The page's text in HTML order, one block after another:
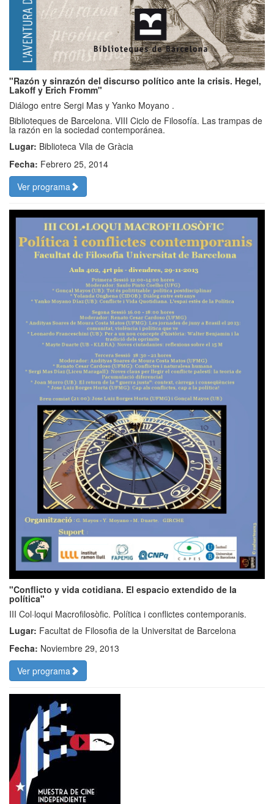
"Razón y sinrazón del discurso político ante la crisis. Hegel,
Lakoff y Erich Fromm"
Diálogo entre Sergi Mas y Yanko Moyano .
Biblioteques de Barcelona. VIII Ciclo de Filosofía. Las trampas de
la razón en la sociedad contemporánea.
Lugar: Biblioteca Vila de Gràcia
Fecha: Febrero 25, 2014
Ver programa
"Conflicto y vida cotidiana. El espacio extendido de la
política"
III Col·loqui Macrofilosòfic. Política i conflictes contemporanis.
Lugar: Facultat de Filosofia de la Universitat de Barcelona
Fecha: Noviembre 29, 2013
Ver programa